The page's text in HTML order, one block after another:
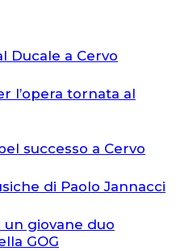
Ducale a Cervo
l’opera tornata al
successo a Cervo
di Paolo Jannacci
un giovane duo
GOG